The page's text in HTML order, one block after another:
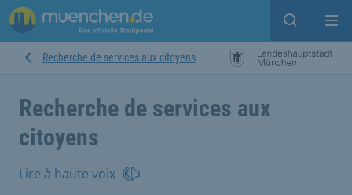
Open
Recherche de services aux citoyens
Recherche de services aux
citoyens
Lire à haute voix